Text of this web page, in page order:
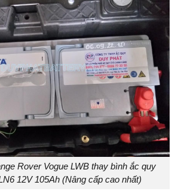
Rover Vogue LWB thay bình ắc quy
12V 105Ah (Nâng cấp cao nhất)